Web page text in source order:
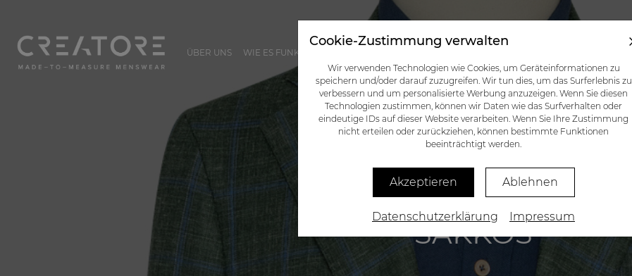
SAKKOS
ÜBER UNS WIE ES FUNKTIONIERT
Cookie-Zustimmung verwalten
Wir verwenden Technologien wie Cookies, um Geräteinformationen zu
speichern und/oder darauf zuzugreifen. Wir tun dies, um das Surferlebnis zu
verbessern und um personalisierte Werbung anzuzeigen. Wenn Sie diesen
Technologien zustimmen, können wir Daten wie das Surfverhalten oder
eindeutige IDs auf dieser Website verarbeiten. Wenn Sie Ihre Zustimmung
nicht erteilen oder zurückziehen, können bestimmte Funktionen
beeinträchtigt werden.
Akzeptieren Ablehnen
Datenschutzerklärung Impressum